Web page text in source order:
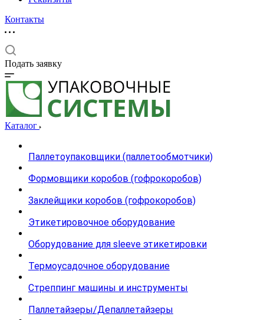
Контакты
Подать заявку
Каталог
Паллетоупаковщики (паллетообмотчики)
Формовщики коробов (гофрокоробов)
Заклейщики коробов (гофрокоробов)
Этикетировочное оборудование
Оборудование для sleeve этикетировки
Термоусадочное оборудование
Стреппинг машины и инструменты
Паллетайзеры/Депаллетайзеры